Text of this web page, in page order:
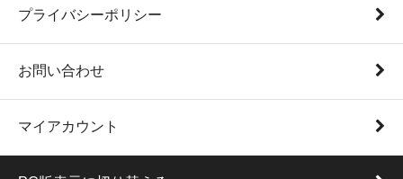
プライバシーポリシー
お問い合わせ
マイアカウント